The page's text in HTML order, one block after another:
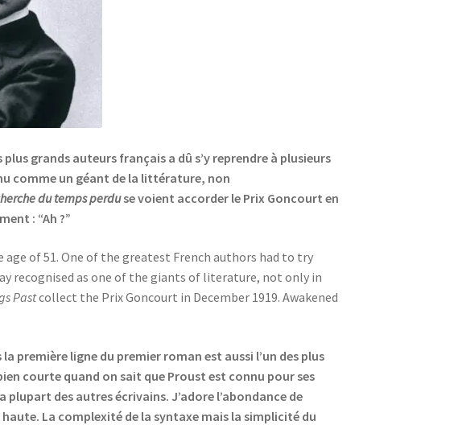
grands auteurs français a dû s’y reprendre à plusieurs
comme un géant de la littérature, non
du temps perduse voient accorder le Prix Goncourt en
: “Ah ?”
of 51. One of the greatest French authors had to try
recognised as one of the giants of literature, not only in
Pastcollect the Prix Goncourt in December 1919. Awakened
première ligne du premier roman est aussi l’un des plus
courte quand on sait que Proust est connu pour ses
des autres écrivains. J’adore l’abondance de
La complexité de la syntaxe mais la simplicité du